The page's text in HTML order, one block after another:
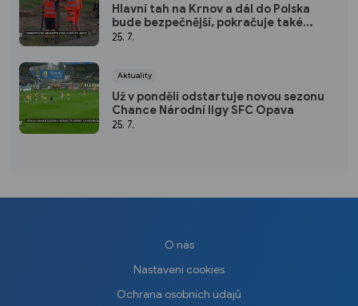
Hlavní tah na Krnov a dál do Polska
bude bezpečnější, pokračuje také
stavba jižního obchvatu Opavy
25. 7.
Aktuality
Už v pondělí odstartuje novou sezonu
Chance Národní ligy SFC Opava
25. 7.
O nás
Nastavení cookies
Ochrana osobních údajů